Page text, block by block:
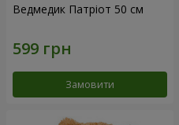
Ведмедик Патріот 50 см
Замовити